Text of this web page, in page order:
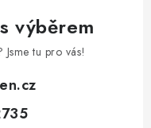
výběrem
tu pro vás!